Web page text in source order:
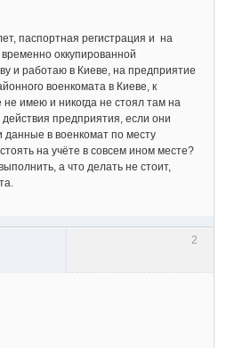
паспортная регистрация и на
оккупированной
и работаю в Киеве, на предприятие
военкомата в Киеве, к
имею и никогда не стоял там на
предприятия, если они
данные в военкомат по месту
на учёте в совсем ином месте?
а что делать не стоит,
2